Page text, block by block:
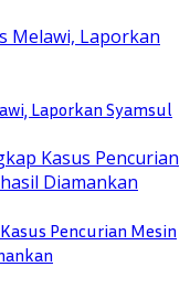
Laporkan Syamsul
Pencurian Mesin